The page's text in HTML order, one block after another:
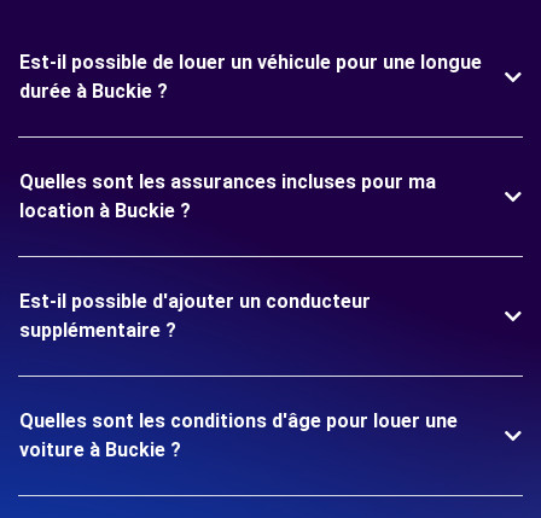
Est-il possible de louer un véhicule pour une longue
durée à Buckie ?
Quelles sont les assurances incluses pour ma
location à Buckie ?
Est-il possible d'ajouter un conducteur
supplémentaire ?
Quelles sont les conditions d'âge pour louer une
voiture à Buckie ?